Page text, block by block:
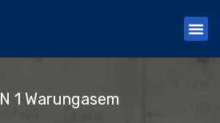
1 Warungasem